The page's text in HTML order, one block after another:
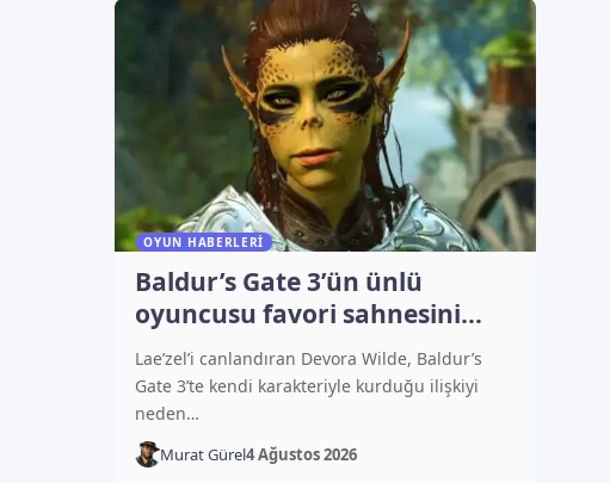
OYUN HABERLERI
Baldur’s Gate 3’ün ünlü
oyuncusu favori sahnesini
açıkladı
Lae’zel’i canlandıran Devora Wilde, Baldur’s
Gate 3’te kendi karakteriyle kurduğu ilişkiyi
neden…
Murat Gürel4 Ağustos 2026